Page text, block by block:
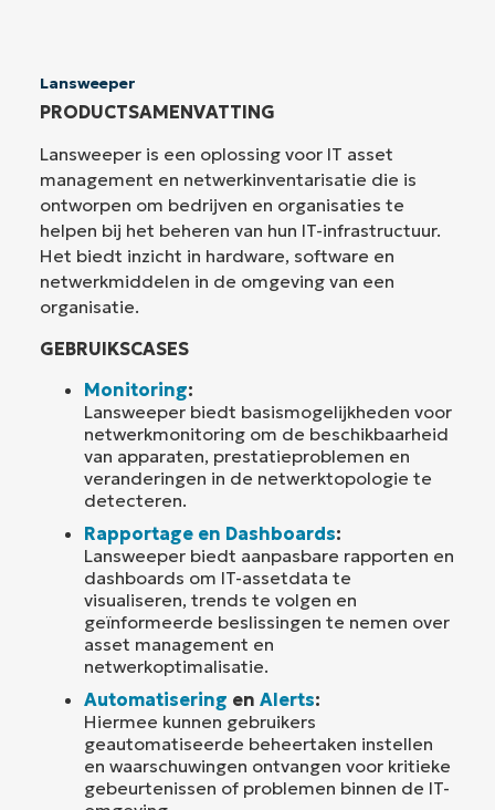
Lansweeper
PRODUCTSAMENVATTING
Lansweeper is een oplossing voor IT asset
management en netwerkinventarisatie die is
ontworpen om bedrijven en organisaties te
helpen bij het beheren van hun IT-infrastructuur.
Het biedt inzicht in hardware, software en
netwerkmiddelen in de omgeving van een
organisatie.
GEBRUIKSCASES
Monitoring:
Lansweeper biedt basismogelijkheden voor
netwerkmonitoring om de beschikbaarheid
van apparaten, prestatieproblemen en
veranderingen in de netwerktopologie te
detecteren.
Rapportage en Dashboards:
Lansweeper biedt aanpasbare rapporten en
dashboards om IT-assetdata te
visualiseren, trends te volgen en
geïnformeerde beslissingen te nemen over
asset management en
netwerkoptimalisatie.
Automatisering en Alerts:
Hiermee kunnen gebruikers
geautomatiseerde beheertaken instellen
en waarschuwingen ontvangen voor kritieke
gebeurtenissen of problemen binnen de IT-